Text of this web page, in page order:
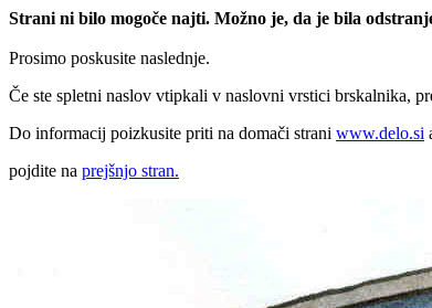
Strani ni bilo mogoče najti. Možno je, da je bila
Prosimo poskusite naslednje.
Če ste spletni naslov vtipkali v naslovni vrstici brskalnika,
Do informacij poizkusite priti na domači strani www.delo.si
pojdite na prejšnjo stran.